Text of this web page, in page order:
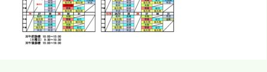
一般内科について
花粉症について